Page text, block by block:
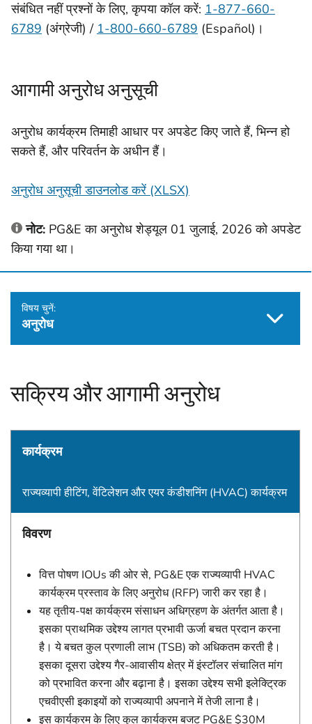
संबंधित नहीं प्रश्नों के लिए, कृपया कॉल करें: 1-877-660-
6789 (अंग्रेजी) / 1-800-660-6789 (Español)।
आगामी अनुरोध अनुसूची
अनुरोध कार्यक्रम तिमाही आधार पर अपडेट किए जाते हैं, भिन्न हो
सकते हैं, और परिवर्तन के अधीन हैं।
अनुरोध अनुसूची डाउनलोड करें (XLSX)
नोट: PG&E का अनुरोध शेड्यूल 01 जुलाई, 2026 को अपडेट
किया गया था।
विषय चुनें:
अनुरोध
सक्रिय और आगामी अनुरोध
कार्यक्रम
राज्यव्यापी हीटिंग, वेंटिलेशन और एयर कंडीशनिंग (HVAC) कार्यक्रम
विवरण
वित्त पोषण IOUs की ओर से, PG&E एक राज्यव्यापी HVAC
कार्यक्रम प्रस्ताव के लिए अनुरोध (RFP) जारी कर रहा है।
यह तृतीय-पक्ष कार्यक्रम संसाधन अधिग्रहण के अंतर्गत आता है।
इसका प्राथमिक उद्देश्य लागत प्रभावी ऊर्जा बचत प्रदान करना
है। ये बचत कुल प्रणाली लाभ (TSB) को अधिकतम करती है।
इसका दूसरा उद्देश्य गैर-आवासीय क्षेत्र में इंस्टॉलर संचालित मांग
को प्रभावित करना और बढ़ाना है। इसका उद्देश्य सभी इलेक्ट्रिक
एचवीएसी इकाइयों को राज्यव्यापी अपनाने में तेजी लाना है।
इस कार्यक्रम के लिए कुल कार्यक्रम बजट PG&E $30M